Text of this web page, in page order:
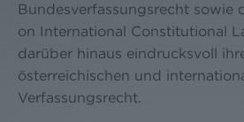
Bundesverfassungsrecht sowie
on International Constitutional
darüber hinaus eindrucksvoll
österreichischen und
Verfassungsrecht.